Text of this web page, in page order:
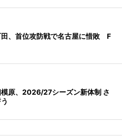
田、首位攻防戦で名古屋に惜敗 F
模原、2026/27シーズン新体制 さ